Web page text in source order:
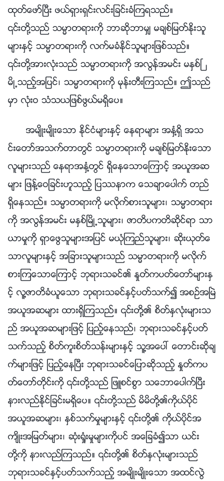
ထုတ္ေဖာ္ၿပီး ဖယ္ရွားရွင္းလင္းျခင္းခံၾကရသည္။
၎တို႔သည္ သမၼာတရားကို ဘာဆိုဘာမွ် မခ်စ္ျမတ္ႏိုးသူ
မ်ားႏွင့္ သမၼာတရားကို လက္မခံႏိုင္သူမ်ားျဖစ္သည္။
၎တို႔အားလုံးသည္ သမၼာတရားကို အလြန္အမင္း မႏွစ္ၿ
မိဳ႕သည့္အျပင္၊ သမၼာတရားကို မုန္းတီးၾကသည္။ ဤသည္
မွာ လုံးဝ သံသယျဖစ္ဖြယ္မရွိေပ။
အမ်ိဳးမ်ိဳးေသာ ႏိုင္ငံမ်ားႏွင့္ ေနရာမ်ား အႏွံ႔ရွိ အသ
င္းေတာ္အသက္တာတြင္ သမၼာတရားကို မခ်စ္ျမတ္ႏိုးေသာ
လူမ်ားသည္ ေနရာအႏွံ႔တြင္ ရွိေနေသာေၾကာင့္ အယူအဆ
မ်ား ျဖန႔္ေဝျခင္းဟူသည့္ ျပႆနာက ေသခ်ာေပါက္ တည္
ရွိေနသည္။ သမၼာတရားကို မလိုက္စားသူမ်ား၊ သမၼာတရား
ကို အလြန္အမင္း မႏွစ္ၿမိဳ႕သူမ်ား၊ ဇာတိပကတိဆိုင္ရာ သာ
ယာမႈကို ရွာေဖြသူမ်ားအျပင္ မယုံၾကည္သူမ်ား၊ ဆိုးယုတ္ေ
သာလူမ်ားႏွင့္ အျခားသူမ်ားသည္ သမၼာတရားကို မလိုက္
စားၾကေသာေၾကာင့္ ဘုရားသခင္၏ ႏႈတ္ကပတ္ေတာ္မ်ားႏွ
င့္ လူ႔ဇာတိခံယူေသာ ဘုရားသခင္ႏွင့္ပတ္သက္၍ အစဥ္အၿမဲ
အယူအဆမ်ား ထားရွိၾကသည္။ ၎တို႔၏ စိတ္ႏွလုံးမ်ားသ
ည္ အယူအဆမ်ားျဖင့္ ျပည့္ေနသည္၊ ဘုရားသခင္ႏွင့္ပတ္
သက္သည့္ စိတ္ကူးစိတ္သန္းမ်ားႏွင့္ သူ႔အေပၚ ေတာင္းဆိုခ်
က္မ်ားျဖင့္ ျပည့္ေနၿပီး ဘုရားသခင္ေျပာဆိုသည့္ ႏႈတ္ကပ
တ္ေတာ္တိုင္းကို ၎တို႔သည္ ျဖဴစင္စြာ သေဘာေပါက္ၿပီး
နားလည္ႏိုင္ျခင္းမရွိေပ။ ၎တို႔သည္ မိမိတို႔၏ကိုယ္ပိုင္
အယူအဆမ်ား၊ ႏွစ္သက္မႈမ်ားႏွင့္ ၎တို႔၏ ကိုယ္ပိုင္အ
က်ိဳးအျမတ္မ်ား၊ ဆုံးရႈံးမႈမ်ားကိုပင္ အေျခခံ၍သာ ယင္း
တို႔ကို နားလည္ၾကသည္။ ၎တို႔၏ စိတ္ႏွလုံးမ်ားသည္
ဘုရားသခင္ႏွင့္ပတ္သက္သည့္ အမ်ိဳးမ်ိဳးေသာ အထင္လြဲ